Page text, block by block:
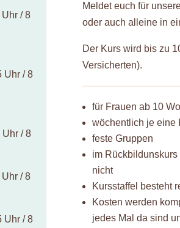
/ 8
Uhr / 8
Uhr / 8
/ 8
Uhr / 8
Meldet euch für
oder auch alleine in
Der Kurs wird bis zu
Versicherten).
für Frauen ab 10
wöchentlich je eine
feste Gruppen
im
nicht
Kursstaffel besteht
Kosten werden
jedes Mal da sind